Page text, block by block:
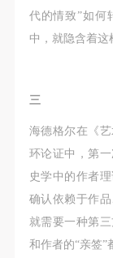
代的情致”如何
中，就隐含着这
三
海德格尔在《
环论证中，第
史学中的作者
确认依赖于作
就需要一种第
和作者的“亲签